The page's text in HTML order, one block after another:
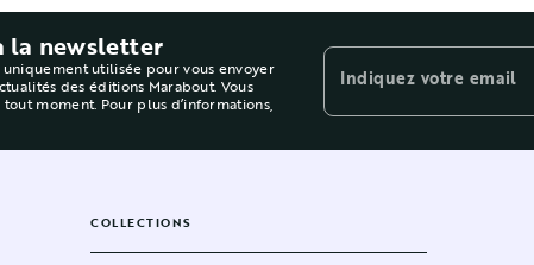
la newsletter
utilisée pour vous envoyer
des éditions Marabout. Vous
moment. Pour plus d’informations,
Indiquez votre email
COLLECTIONS